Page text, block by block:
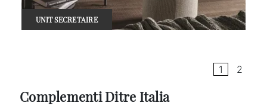
UNIT SECRETAIRE
1 2
Complementi Ditre Italia